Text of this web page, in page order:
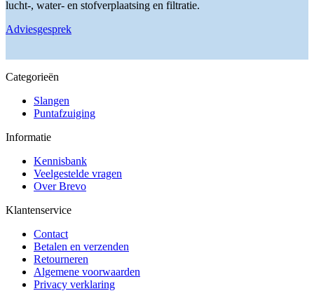
productpagina
lucht-, water- en stofverplaatsing en filtratie.
Adviesgesprek
Categorieën
Slangen
Puntafzuiging
Informatie
Kennisbank
Veelgestelde vragen
Over Brevo
Klantenservice
Contact
Betalen en verzenden
Retourneren
Algemene voorwaarden
Privacy verklaring